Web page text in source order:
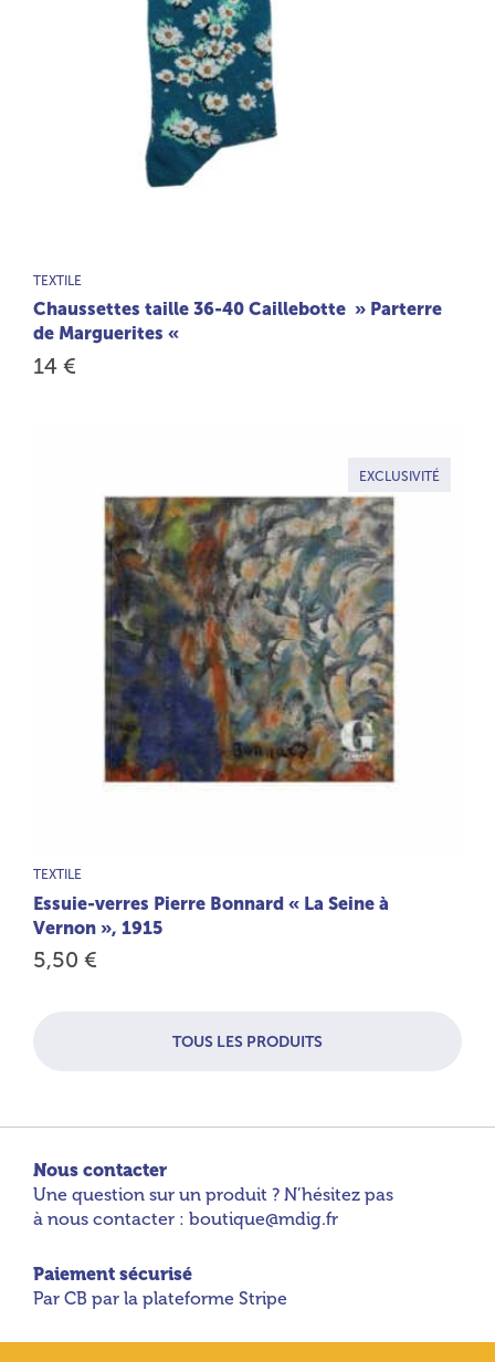
TYPE DE PRODUIT :
TEXTILE
Chaussettes taille 36-40 Caillebotte » Parterre
de Marguerites «
14 €
EXCLUSIVITÉ
TYPE DE PRODUIT :
TEXTILE
Essuie-verres Pierre Bonnard « La Seine à
Vernon », 1915
5,50 €
TOUS LES PRODUITS
Nous contacter
Une question sur un produit ? N’hésitez pas
à nous contacter : boutique@mdig.fr
Paiement sécurisé
Par CB par la plateforme Stripe